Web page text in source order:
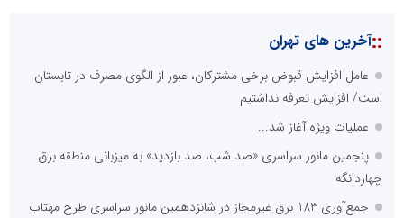
::آخرین های تهران
عامل افزایش قبوض برخی مشترکان، عبور از الگوی مصرف در تابستان
است/ افزایش تعرفه نداشتیم
عملیات ویژه آغاز شد...
پنجمین مانور سراسری «صد شب، صد بازدید» به میزبانی منطقه برق
چهاردانگه
جمع‌آوری 183 برق غیرمجاز در شانزدهمین مانور سراسری طرح مهتاب